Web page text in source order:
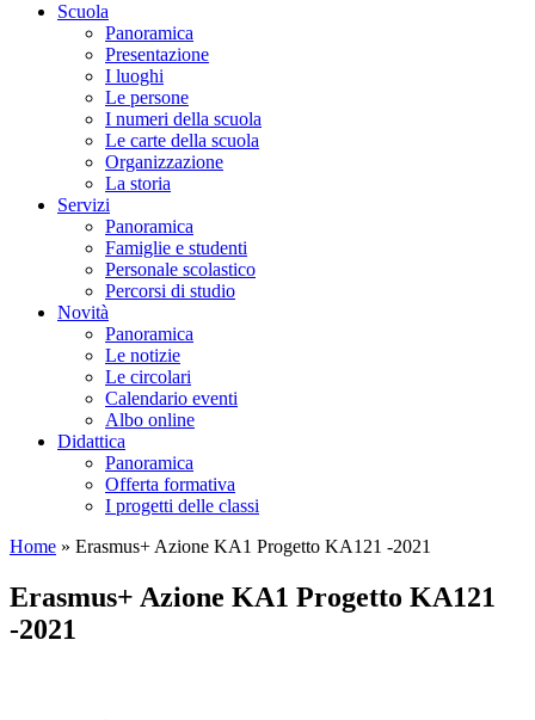
Scuola
Panoramica
Presentazione
I luoghi
Le persone
I numeri della scuola
Le carte della scuola
Organizzazione
La storia
Servizi
Panoramica
Famiglie e studenti
Personale scolastico
Percorsi di studio
Novità
Panoramica
Le notizie
Le circolari
Calendario eventi
Albo online
Didattica
Panoramica
Offerta formativa
I progetti delle classi
Home » Erasmus+ Azione KA1 Progetto KA121 -2021
Erasmus+ Azione KA1 Progetto KA121
-2021